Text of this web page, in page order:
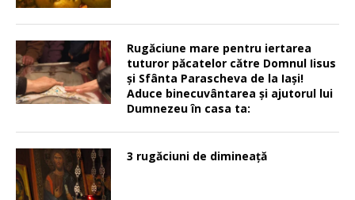
Rugăciune mare pentru iertarea
tuturor păcatelor către Domnul Iisus
şi Sfânta Parascheva de la Iaşi!
Aduce binecuvântarea şi ajutorul lui
Dumnezeu în casa ta:
3 rugăciuni de dimineață